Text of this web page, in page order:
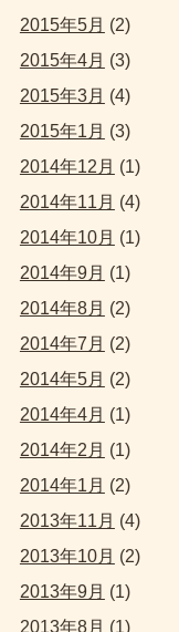
2015年5月 (2)
2015年4月 (3)
2015年3月 (4)
2015年1月 (3)
2014年12月 (1)
2014年11月 (4)
2014年10月 (1)
2014年9月 (1)
2014年8月 (2)
2014年7月 (2)
2014年5月 (2)
2014年4月 (1)
2014年2月 (1)
2014年1月 (2)
2013年11月 (4)
2013年10月 (2)
2013年9月 (1)
2013年8月 (1)